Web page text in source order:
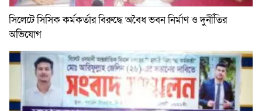
সিলেটে সিসিক কর্মকর্তার বিরুদ্ধে অবৈধ ভবন নির্মাণ ও দুর্নীতির
অভিযোগ